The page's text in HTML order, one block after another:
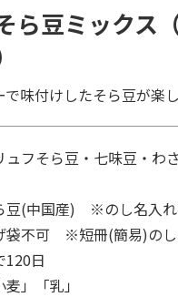
ら豆ミックス
味付けしたそら豆が楽し
フそら豆・七味豆・わ
豆(中国産) ※のし名入れ
袋不可 ※短冊(簡易)の
120日
麦」「乳」